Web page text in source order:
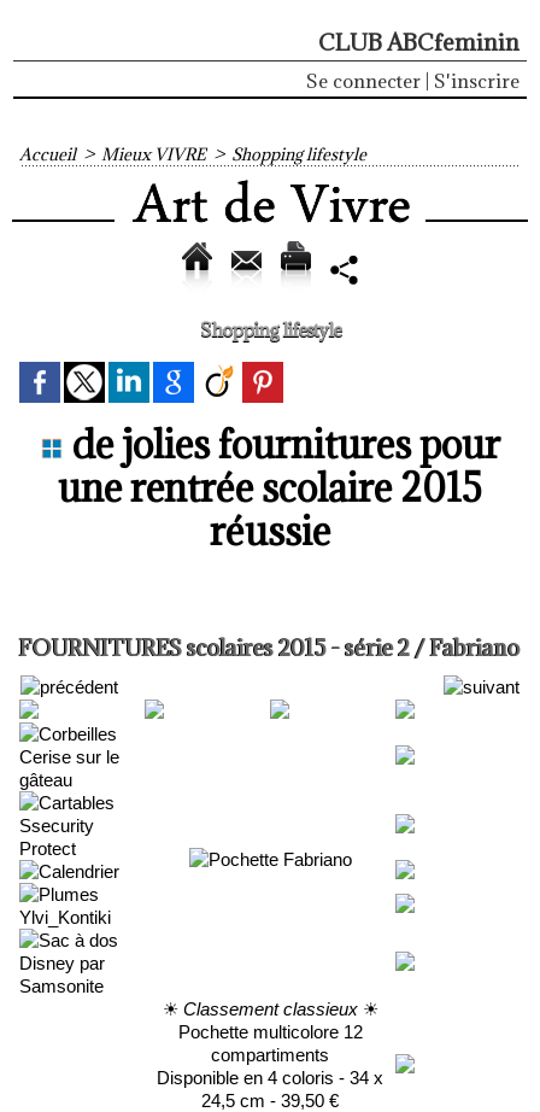
CLUB ABCfeminin
Se connecter S'inscrire
Accueil > Mieux VIVRE > Shopping lifestyle
Shopping lifestyle
de jolies fournitures pour
une rentrée scolaire 2015
réussie
FOURNITURES scolaires 2015 - série 2 / Fabriano
☀ Classement classieux☀
Pochette multicolore 12
compartiments
Disponible en 4 coloris - 34 x
24,5 cm - 39,50 €